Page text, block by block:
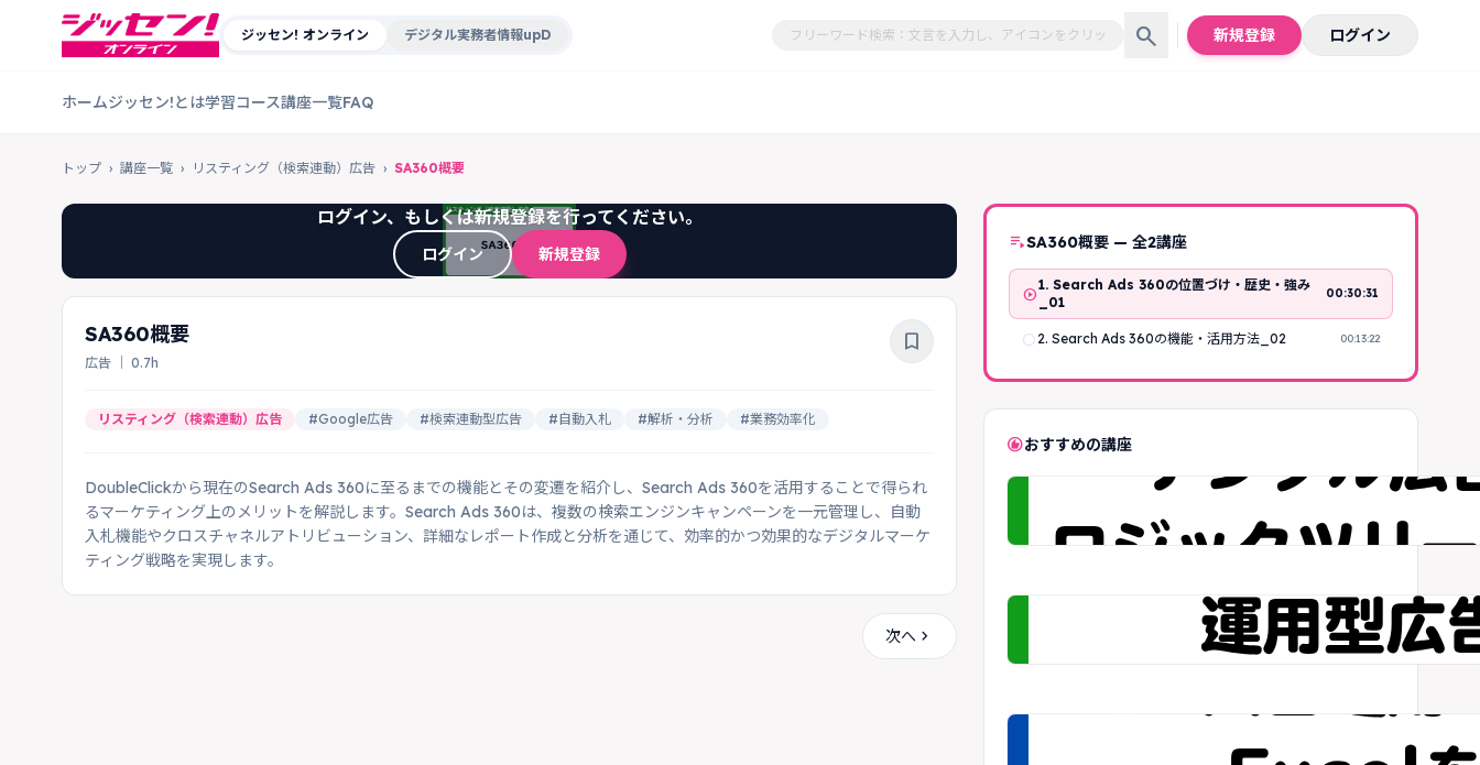
ジッセン! オンライン デジタル実務者情報upD search 新規登録 ログイン
ホームジッセン!とは学習コース講座一覧FAQ
トップ › 講座一覧 › リスティング（検索連動）広告 › SA360概要
ログイン、もしくは新規登録を行ってください。
ログイン 新規登録
SA360概要
広告 ｜ 0.7h
bookmark_border
リスティング（検索連動）広告 #Google広告 #検索連動型広告 #自動入札 #解析・分析 #業務効率化
DoubleClickから現在のSearch Ads 360に至るまでの機能とその変遷を紹介し、Search Ads 360を活用することで得られ
るマーケティング上のメリットを解説します。Search Ads 360は、複数の検索エンジンキャンペーンを一元管理し、自動
入札機能やクロスチャネルアトリビューション、詳細なレポート作成と分析を通じて、効率的かつ効果的なデジタルマーケ
ティング戦略を実現します。
次へ chevron_right
playlist_playSA360概要 — 全2講座
play_circle
1. Search Ads 360の位置づけ・歴史・強み
_01
00:30:31
radio_button_unchecked 2. Search Ads 360の機能・活用方法_02 00:13:22
recommendおすすめの講座